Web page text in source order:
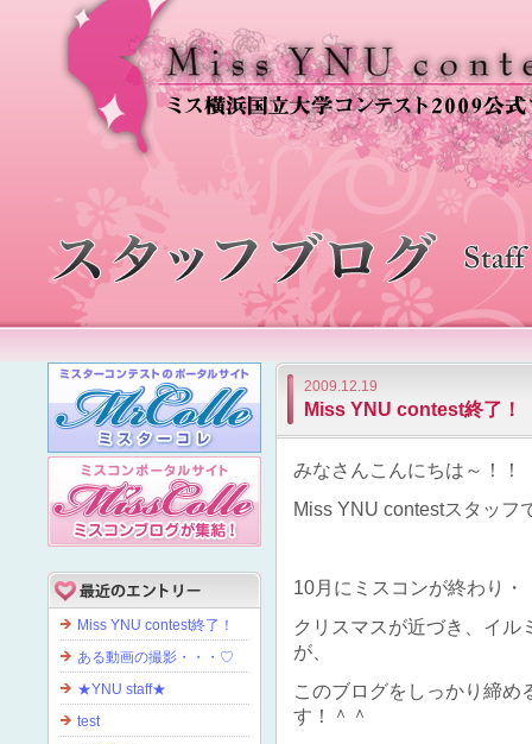
2009.12.19
Miss YNU contest終了！
みなさんこんにちは～！！
Miss YNU contestスタッフ
10月にミスコンが終わり・
クリスマスが近づき、イル
が、
このブログをしっかり締め
す！＾＾
Miss YNU contest終了！
ある動画の撮影・・・♡
★YNU staff★
test